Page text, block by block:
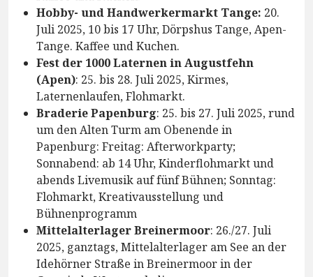
Hobby- und Handwerkermarkt Tange: 20.
Juli 2025, 10 bis 17 Uhr, Dörpshus Tange, Apen-
Tange. Kaffee und Kuchen.
Fest der 1000 Laternen in Augustfehn
(Apen): 25. bis 28. Juli 2025, Kirmes,
Laternenlaufen, Flohmarkt.
Braderie Papenburg: 25. bis 27. Juli 2025, rund
um den Alten Turm am Obenende in
Papenburg: Freitag: Afterworkparty;
Sonnabend: ab 14 Uhr, Kinderflohmarkt und
abends Livemusik auf fünf Bühnen; Sonntag:
Flohmarkt, Kreativausstellung und
Bühnenprogramm
Mittelalterlager Breinermoor: 26./27. Juli
2025, ganztags, Mittelalterlager am See an der
Idehörner Straße in Breinermoor in der